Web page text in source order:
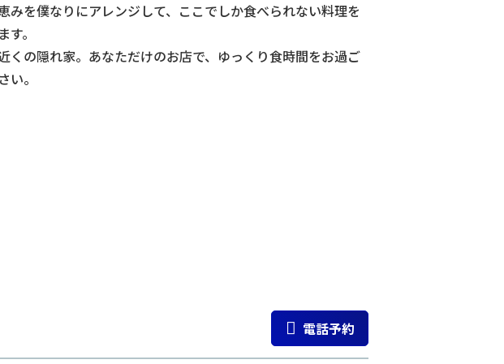
みを僕なりにアレンジして、ここでしか食べられない料理を
す。
くの隠れ家。あなただけのお店で、ゆっくり食時間をお過ご
い。
電話予約